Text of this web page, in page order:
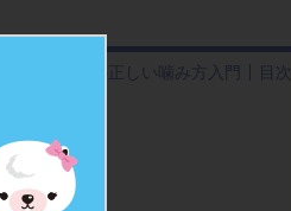
デンタルガムの正しい噛み方入門 目次